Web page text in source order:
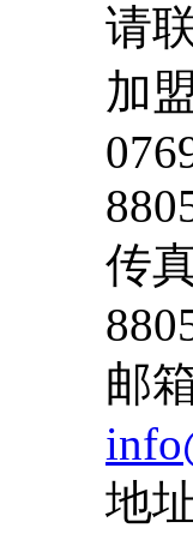
请
加
传
邮
地